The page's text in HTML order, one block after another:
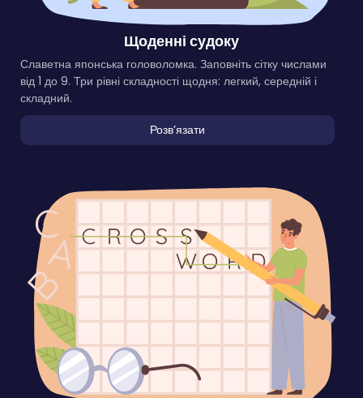
Щоденні судоку
Славетна японська головоломка. Заповніть сітку числами
від 1 до 9. Три рівні складності щодня: легкий, середній і
складний.
Розвʼязати